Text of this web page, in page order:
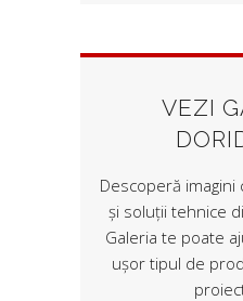
VEZI
Descoperă imagini
și soluții tehnice
Galeria te poate
ușor tipul de